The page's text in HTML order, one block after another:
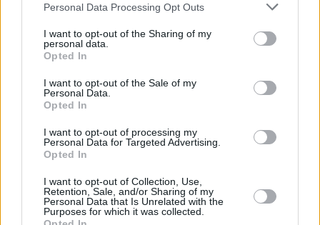
Personal Data Processing Opt Outs
I want to opt-out of the Sharing of my
personal data.
Opted In
I want to opt-out of the Sale of my
Personal Data.
Opted In
I want to opt-out of processing my
Personal Data for Targeted Advertising.
Opted In
I want to opt-out of Collection, Use,
Retention, Sale, and/or Sharing of my
Personal Data that Is Unrelated with the
Purposes for which it was collected.